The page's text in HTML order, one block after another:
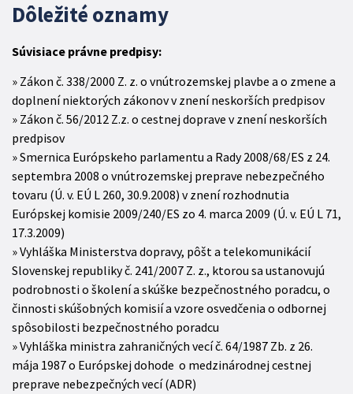
Dôležité oznamy
Súvisiace právne predpisy:
Zákon č. 338/2000 Z. z. o vnútrozemskej plavbe a o zmene a
doplnení niektorých zákonov v znení neskorších predpisov
Zákon č. 56/2012 Z.z. o cestnej doprave v znení neskorších
predpisov
Smernica Európskeho parlamentu a Rady 2008/68/ES z 24.
septembra 2008 o vnútrozemskej preprave nebezpečného
tovaru (Ú. v. EÚ L 260, 30.9.2008) v znení rozhodnutia
Európskej komisie 2009/240/ES zo 4. marca 2009 (Ú. v. EÚ L 71,
17.3.2009)
Vyhláška Ministerstva dopravy, pôšt a telekomunikácií
Slovenskej republiky č. 241/2007 Z. z., ktorou sa ustanovujú
podrobnosti o školení a skúške bezpečnostného poradcu, o
činnosti skúšobných komisií a vzore osvedčenia o odbornej
spôsobilosti bezpečnostného poradcu
Vyhláška ministra zahraničných vecí č. 64/1987 Zb. z 26.
mája 1987 o Európskej dohode o medzinárodnej cestnej
preprave nebezpečných vecí (ADR)